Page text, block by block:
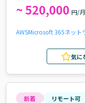
~ 520,000 円/
AWSMicrosoft 365ネット
気に
新着 リモート可